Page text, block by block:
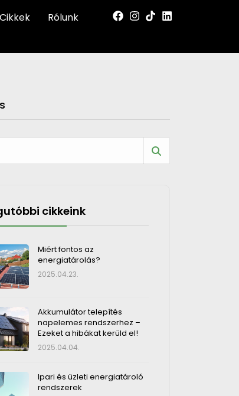
Cikkek
Rólunk
cikkeink
Miért fontos az
energiatárolás?
2025.04.23.
Akkumulátor telepítés
napelemes rendszerhez –
Ezeket a hibákat kerüld el!
2025.04.04.
Ipari és üzleti energiatároló
rendszerek